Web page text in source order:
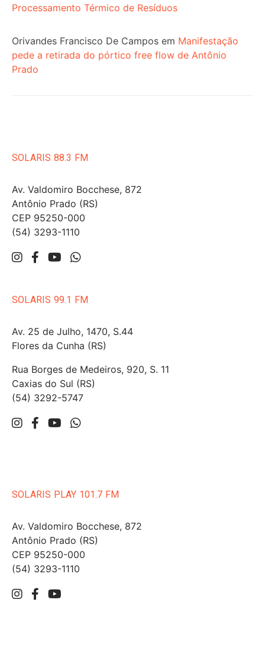
Processamento Térmico de Resíduos
Orivandes Francisco De Campos em Manifestação
pede a retirada do pórtico free flow de Antônio
Prado
SOLARIS 88.3 FM
Av. Valdomiro Bocchese, 872
Antônio Prado (RS)
CEP 95250-000
(54) 3293-1110
SOLARIS 99.1 FM
Av. 25 de Julho, 1470, S.44
Flores da Cunha (RS)
Rua Borges de Medeiros, 920, S. 11
Caxias do Sul (RS)
(54) 3292-5747
SOLARIS PLAY 101.7 FM
Av. Valdomiro Bocchese, 872
Antônio Prado (RS)
CEP 95250-000
(54) 3293-1110